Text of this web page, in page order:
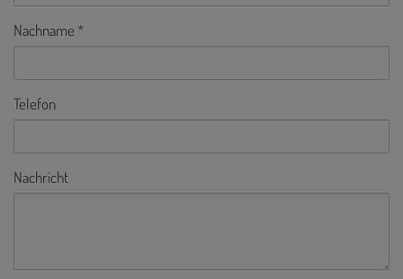
Nachname
Telefon
Nachricht